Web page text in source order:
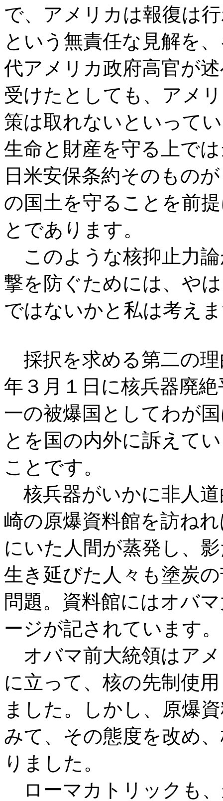
で、アメリカは報復は
という無責任な見解を
代アメリカ政府高官が
受けたとしても、アメ
策は取れないといって
生命と財産を守る上で
日米安保条約そのもの
の国土を守ることを前
とであります。
このような核抑止力
撃を防ぐためには、や
ではないかと私は考え
採択を求める第二の
年３月１日に核兵器廃
一の被爆国としてわが
とを国の内外に訴えて
ことです。
核兵器がいかに非人
崎の原爆資料館を訪ね
にいた人間が蒸発し、
生き延びた人々も塗炭
問題。資料館にはオバ
ージが記されています。
オバマ前大統領はア
に立って、核の先制使
ました。しかし、原爆
みて、その態度を改め
りました。
ローマカトリックも